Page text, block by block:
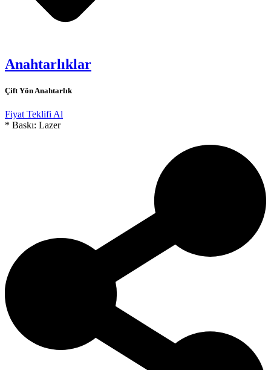
Anahtarlıklar
Çift Yön Anahtarlık
Fiyat Teklifi Al
* Baskı: Lazer